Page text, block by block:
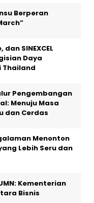
Berperan
dan SINEXCEL
Daya
Thailand
Pengembangan
Menuju Masa
dan Cerdas
Menonton
Lebih Seru dan
Kementerian
Bisnis